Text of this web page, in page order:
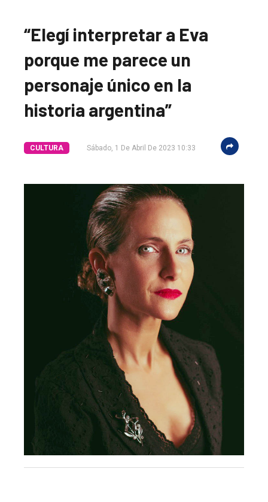
“Elegí interpretar a Eva
porque me parece un
personaje único en la
historia argentina”
CULTURA Sábado, 1 De Abril De 2023 10:33